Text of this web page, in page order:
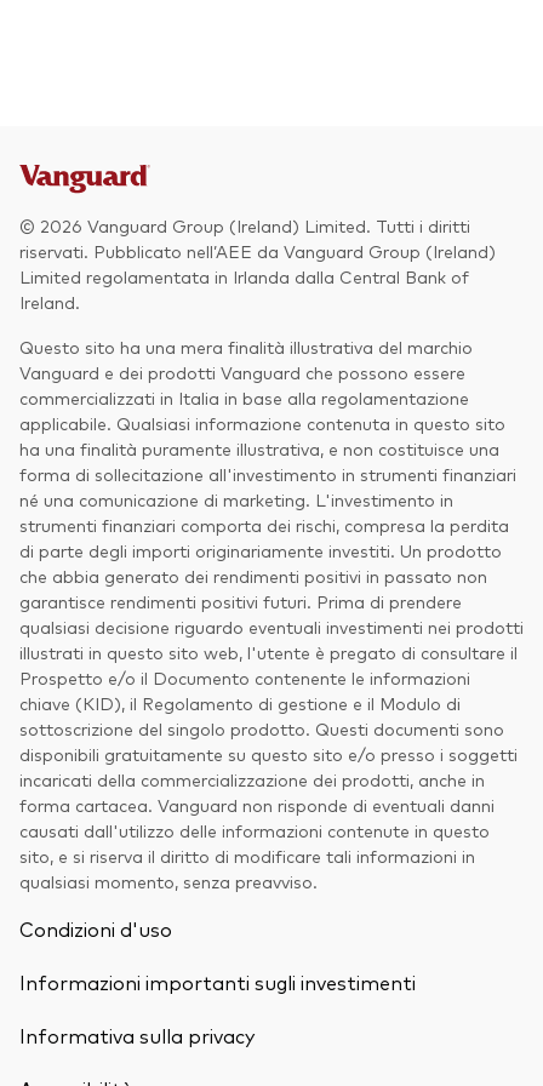
Attiva
Passiva
Documenti importanti
Investi con Vanguard
Prevenzione delle frodi
© 2026 Vanguard Group (Ireland) Limited. Tutti i diritti
riservati. Pubblicato nell’AEE da Vanguard Group (Ireland)
Limited regolamentata in Irlanda dalla Central Bank of
Ireland.
Questo sito ha una mera finalità illustrativa del marchio
Vanguard e dei prodotti Vanguard che possono essere
commercializzati in Italia in base alla regolamentazione
applicabile. Qualsiasi informazione contenuta in questo sito
ha una finalità puramente illustrativa, e non costituisce una
forma di sollecitazione all'investimento in strumenti finanziari
né una comunicazione di marketing. L'investimento in
strumenti finanziari comporta dei rischi, compresa la perdita
di parte degli importi originariamente investiti. Un prodotto
che abbia generato dei rendimenti positivi in passato non
garantisce rendimenti positivi futuri. Prima di prendere
qualsiasi decisione riguardo eventuali investimenti nei prodotti
illustrati in questo sito web, l'utente è pregato di consultare il
Prospetto e/o il Documento contenente le informazioni
chiave (KID), il Regolamento di gestione e il Modulo di
sottoscrizione del singolo prodotto. Questi documenti sono
disponibili gratuitamente su questo sito e/o presso i soggetti
incaricati della commercializzazione dei prodotti, anche in
forma cartacea. Vanguard non risponde di eventuali danni
causati dall'utilizzo delle informazioni contenute in questo
sito, e si riserva il diritto di modificare tali informazioni in
qualsiasi momento, senza preavviso.
Condizioni d'uso
Informazioni importanti sugli investimenti
Informativa sulla privacy